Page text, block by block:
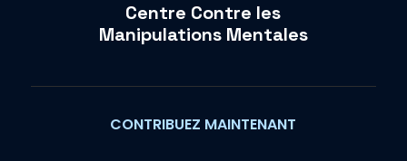
Centre Contre les
Manipulations Mentales
CONTRIBUEZ MAINTENANT